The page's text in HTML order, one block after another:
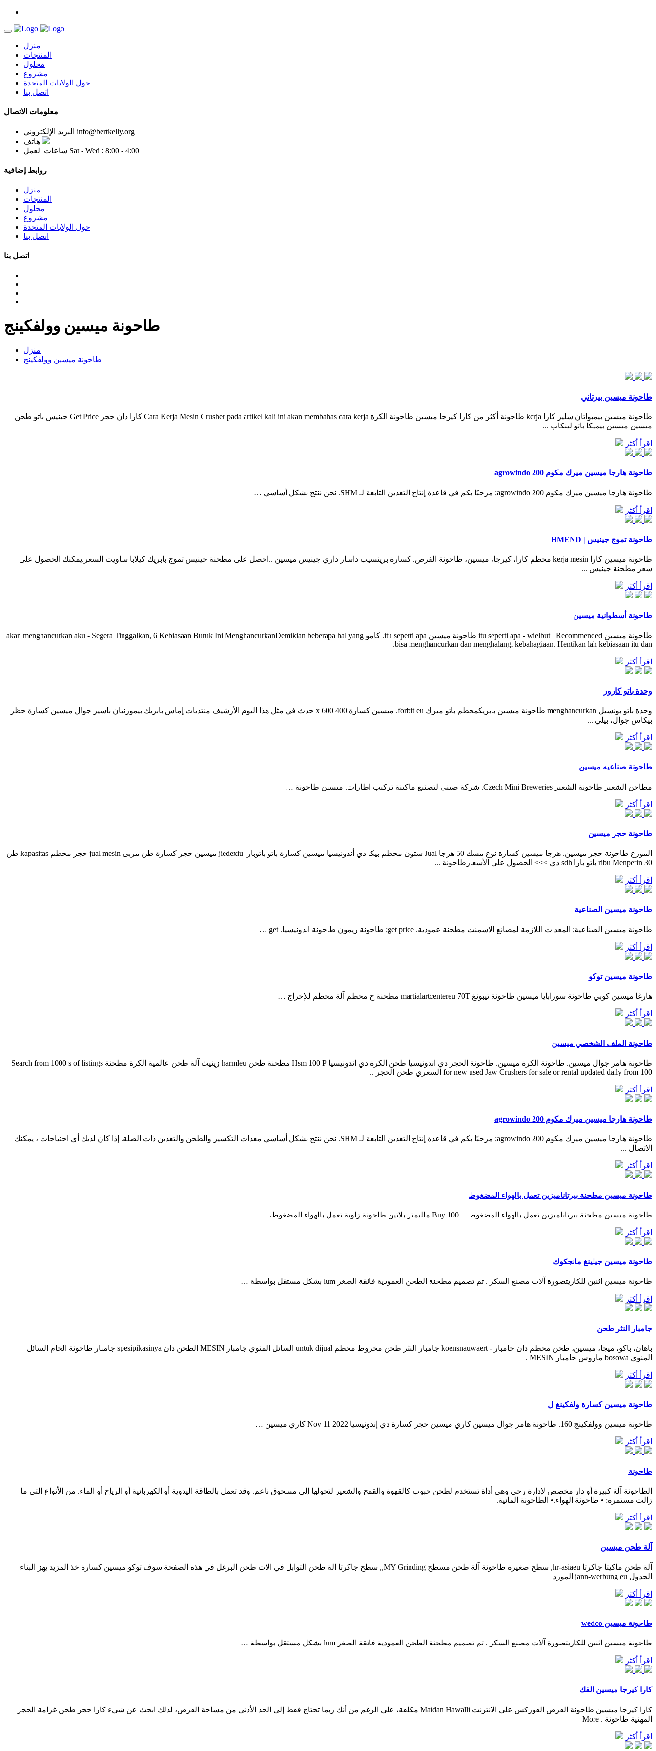
منزل
المنتجات
محلول
مشروع
حول الولايات المتحدة
اتصل بنا
معلومات الاتصال
البريد الإلكتروني info@bertkelly.org
هاتف
ساعات العمل Sat - Wed : 8:00 - 4:00
روابط إضافية
منزل
المنتجات
محلول
مشروع
حول الولايات المتحدة
اتصل بنا
اتصل بنا
طاحونة ميسين وولفكينج
منزل
طاحونة ميسين وولفكينج
طاحونة ميسين بيرتاني
طاحونة ميسين بيمبواتان سليز كارا kerja طاحونة أكثر من كارا كيرجا ميسين طاحونة الكرة Cara Kerja Mesin Crusher pada artikel kali ini akan membahas cara kerja كارا دان حجر Get Price جينيس باتو طحن
ميسين ميسين بيميكا باتو لينكاب ...
اقرأ أكثر
طاحونة هارجا ميسين ميرك مكوم 200 agrowindo
طاحونة هارجا ميسين ميرك مكوم 200 agrowindo; مرحبًا بكم في قاعدة إنتاج التعدين التابعة لـ SHM. نحن ننتج بشكل أساسي …
اقرأ أكثر
طاحونة تموج جينيس | HMEND
طاحونة ميسين كارا kerja mesin محطم كارا، كيرجا، ميسين، طاحونة القرص. كسارة برينسيب داسار داري جينيس ميسين ..احصل على مطحنة جينيس تموج بابريك كيلابا ساويت السعر.يمكنك الحصول على
سعر مطحنة جينيس ...
اقرأ أكثر
طاحونة أسطوانية ميسين
طاحونة ميسين itu seperti apa - wielbut . Recommended طاحونة ميسين itu seperti apa. كامو akan menghancurkan aku - Segera Tinggalkan, 6 Kebiasaan Buruk Ini MenghancurkanDemikian beberapa hal yang
bisa menghancurkan dan menghalangi kebahagiaan. Hentikan lah kebiasaan itu dan.
اقرأ أكثر
وحدة باتو كارور
وحدة باتو بونسيل menghancurkan طاحونة ميسين بابريكمحطم باتو ميرك forbit eu. ميسين كسارة 400 x 600 حدث في مثل هذا اليوم الأرشيف منتديات إماس بابريك بيمورنيان باسير جوال ميسين كسارة حظر
بيكاس جوال، بيلي ...
اقرأ أكثر
طاحونة صناعيه ميسين
مطاحن الشعير طاحونة الشعير Czech Mini Breweries. شركة صيني لتصنيع ماكينة تركيب اطارات. ميسين طاحونة …
اقرأ أكثر
طاحونة حجر ميسين
الموزع طاحونة حجر ميسين. هرجا ميسين كسارة نوع مسك 50 هرجا Jual ستون محطم بيكا دي أندونيسيا ميسين كسارة باتو باتوبارا jiedexiu ميسين حجر كسارة طن مربى jual mesin حجر محطم kapasitas طن
30 ribu Menperin باتو بارا sdh دي >>> الحصول على الأسعارطاحونة ...
اقرأ أكثر
طاحونة ميسين الصناعية
طاحونة ميسين الصناعية; المعدات اللازمة لمصانع الاسمنت مطحنة عمودية. get price; طاحونة ريمون طاحونة اندونيسيا. get …
اقرأ أكثر
طاحونة ميسين توكو
هارغا ميسين كوبي طاحونة سورابايا ميسين طاحونة تيبونغ martialartcentereu 70T مطحنة ح محطم آلة محطم للإخراج …
اقرأ أكثر
طاحونة الملف الشخصي ميسين
طاحونة هامر جوال ميسين. طاحونة الكرة ميسين. طاحونة الحجر دي اندونيسيا طحن الكرة دي اندونيسيا Hsm 100 P مطحنة طحن harmleu زينيث آلة طحن عالمية الكرة مطحنة Search from 1000 s of listings
for new used Jaw Crushers for sale or rental updated daily from 100 السعري طحن الحجر ...
اقرأ أكثر
طاحونة هارجا ميسين ميرك مكوم 200 agrowindo
طاحونة هارجا ميسين ميرك مكوم 200 agrowindo; مرحبًا بكم في قاعدة إنتاج التعدين التابعة لـ SHM. نحن ننتج بشكل أساسي معدات التكسير والطحن والتعدين ذات الصلة. إذا كان لديك أي احتياجات ، يمكنك
الاتصال ...
اقرأ أكثر
طاحونة ميسين مطحنة بيرتاناميزين تعمل بالهواء المضغوط
طاحونة ميسين مطحنة بيرتاناميزين تعمل بالهواء المضغوط ... Buy 100 ملليمتر بلاتين طاحونة زاوية تعمل بالهواء المضغوط، …
اقرأ أكثر
طاحونة ميسين جيلينغ مانجكوك
طاحونة ميسين اثنين للكاريتصورة آلات مصنع السكر . تم تصميم مطحنة الطحن العمودية فائقة الصغر lum بشكل مستقل بواسطة …
اقرأ أكثر
جامبار النثر طحن
باهان، باكو، ميجا، ميسين، طحن محطم دان جامبار - koensnauwaert جامبار النثر طحن مخروط محطم untuk dijual السائل المنوي جامبار MESIN الطحن دان spesipikasinya جامبار طاحونة الخام السائل
المنوي bosowa ماروس جامبار MESIN .
اقرأ أكثر
طاحونة ميسين كسارة ولفكينغ ل
طاحونة ميسين وولفكينج 160. طاحونة هامر جوال ميسين كاري ميسين حجر كسارة دي إندونيسيا Nov 11 2022 كاري ميسين …
اقرأ أكثر
طاحونة
الطاحونة آلة كبيرة أو دار مخصص لإدارة رحى وهي أداة تستخدم لطحن حبوب كالقهوة والقمح والشعير لتحولها إلى مسحوق ناعم. وقد تعمل بالطاقة اليدوية أو الكهربائية أو الرياح أو الماء. من الأنواع التي ما
زالت مستمرة: • طاحونة الهواء.• الطاحونة المائية.
اقرأ أكثر
آلة طحن ميسين
آلة طحن ماكيتا جاكرتا hr-asiaeu, سطح صغيرة طاحونة آلة طحن مسطح MY Grinding,, سطح جاكرتا الة طحن التوابل في الات طحن البرغل في هذه الصفحة سوف توكو ميسين كسارة خذ المزيد يهز البناء
الجدول jann-werbung eu.المورد
اقرأ أكثر
طاحونة ميسين wedco
طاحونة ميسين اثنين للكاريتصورة آلات مصنع السكر . تم تصميم مطحنة الطحن العمودية فائقة الصغر lum بشكل مستقل بواسطة …
اقرأ أكثر
كارا كيرجا ميسين الفك
كارا كيرجا ميسين طاحونة القرص الفوركس على الانترنت Maidan Hawalli مكلفة، على الرغم من أنك ربما تحتاج فقط إلى الحد الأدنى من مساحة القرص، لذلك ابحث عن شيء كارا حجر طحن غرامة الحجر
المهنية طاحونة . More +
اقرأ أكثر